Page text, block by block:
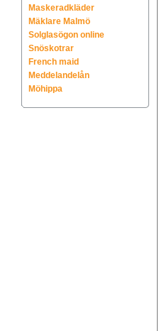
Maskeradkläder
Mäklare Malmö
Solglasögon online
Snöskotrar
French maid
Meddelandelån
Möhippa